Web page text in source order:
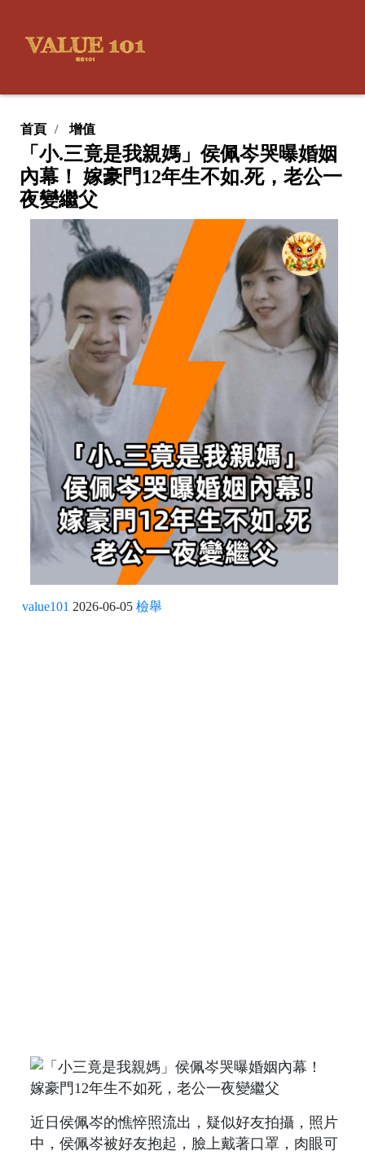
首頁 增值
「小.三竟是我親媽」侯佩岑哭曝婚姻
內幕！ 嫁豪門12年生不如.死，老公一
夜變繼父
value101 2026-06-05 檢舉
近日侯佩岑的憔悴照流出，疑似好友拍攝，照片
中，侯佩岑被好友抱起，臉上戴著口罩，肉眼可